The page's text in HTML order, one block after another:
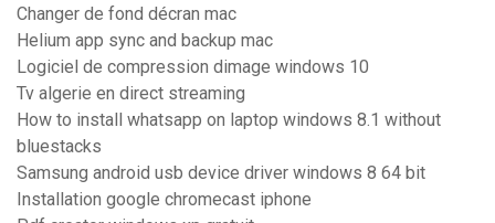
Changer de fond décran mac
Helium app sync and backup mac
Logiciel de compression dimage windows 10
Tv algerie en direct streaming
How to install whatsapp on laptop windows 8.1 without
bluestacks
Samsung android usb device driver windows 8 64 bit
Installation google chromecast iphone